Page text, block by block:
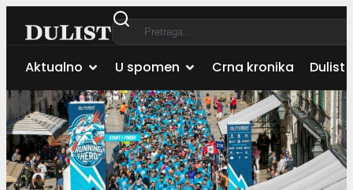
Aktualno U spomen Crna kronika Dulist